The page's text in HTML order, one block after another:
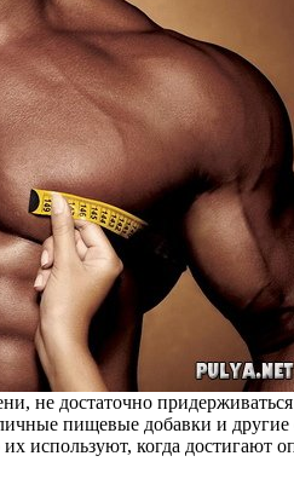
не достаточно
пищевые добавки и
используют, когда достигают